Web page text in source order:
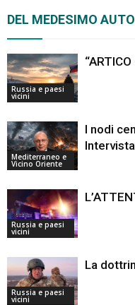
DEL MEDESIMO
Russia e paesi
vicini
Mediterraneo e
Vicino Oriente
I nodi
Russia e paesi
vicini
Russia e paesi
vicini
La